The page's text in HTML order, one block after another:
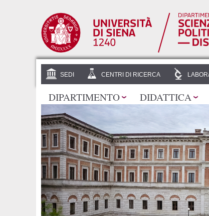
SEDI CENTRI DI RICERCA
DIPARTIMENTO DIDATTICA